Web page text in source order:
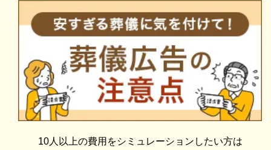
アイワホール戸田は、一般葬に対応しております。
予算や葬儀内容に応じて複数のプランから選択可能な
のでご安心ください。
また、アイワホール戸田は、400ヶ所以上の葬儀式場
と提携しております。
そのため、ご希望の葬儀式場の手配もできますので、
ご希望の方はご相談ください。
10人以上の費用をシミュレーションしたい方は